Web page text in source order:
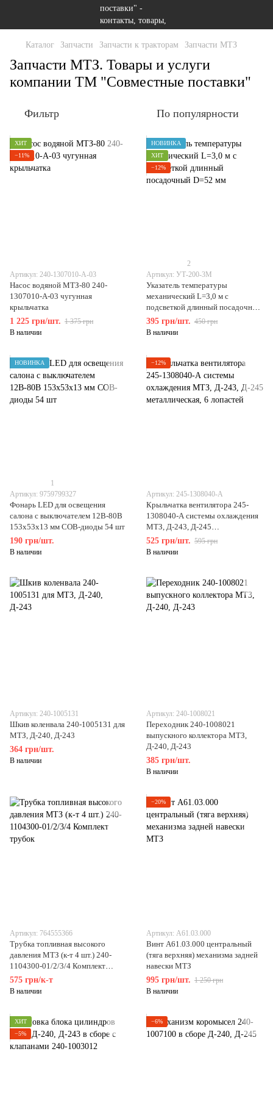
Каталог Запчасти Запчасти к тракторам Запчасти МТЗ
Запчасти МТЗ. Товары и услуги
компании ТМ "Совместные поставки"
Фильтр По популярности
ХИТ
−11%
Артикул: 240-1307010-А-03
Насос водяной МТЗ-80 240-
1307010-А-03 чугунная
крыльчатка
1 225 грн/шт. 1 375 грн
В наличии
НОВИНКА
ХИТ
−12%
2
Артикул: УТ-200-3М
Указатель температуры
механический L=3,0 м с
подсветкой длинный посадочный
D=52 мм
395 грн/шт. 450 грн
В наличии
НОВИНКА
1
Артикул: 9759799327
Фонарь LED для освещения
салона с выключателем 12В-80В
153х53х13 мм COB-диоды 54 шт
190 грн/шт.
В наличии
−12%
Артикул: 245-1308040-А
Крыльчатка вентилятора 245-
1308040-А системы охлаждения
МТЗ, Д-243, Д-245
металлическая, 6 лопастей
525 грн/шт. 595 грн
В наличии
Артикул: 240-1005131
Шкив коленвала 240-1005131 для
МТЗ, Д-240, Д-243
364 грн/шт.
В наличии
Артикул: 240-1008021
Переходник 240-1008021
выпускного коллектора МТЗ,
Д-240, Д-243
385 грн/шт.
В наличии
Артикул: 764555366
Трубка топливная высокого
давления МТЗ (к-т 4 шт.) 240-
1104300-01/2/3/4 Комплект
трубок
575 грн/к-т
В наличии
−20%
Артикул: А61.03.000
Винт А61.03.000 центральный
(тяга верхняя) механизма задней
навески МТЗ
995 грн/шт. 1 250 грн
В наличии
ХИТ
−5%
−6%